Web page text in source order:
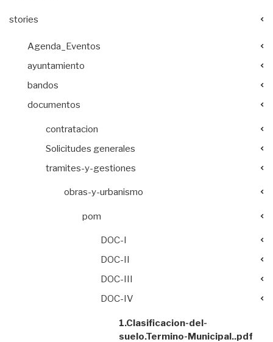
stories
Agenda_Eventos
ayuntamiento
bandos
documentos
contratacion
Solicitudes generales
tramites-y-gestiones
obras-y-urbanismo
pom
DOC-I
DOC-II
DOC-III
DOC-IV
1.Clasificacion-del-
suelo.Termino-Municipal..pdf